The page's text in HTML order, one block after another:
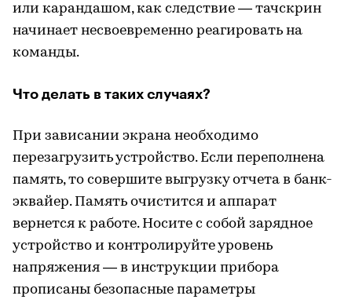
или карандашом, как следствие — тачскрин
начинает несвоевременно реагировать на
команды.
Что делать в таких случаях?
При зависании экрана необходимо
перезагрузить устройство. Если переполнена
память, то совершите выгрузку отчета в банк-
эквайер. Память очистится и аппарат
вернется к работе. Носите с собой зарядное
устройство и контролируйте уровень
напряжения — в инструкции прибора
прописаны безопасные параметры